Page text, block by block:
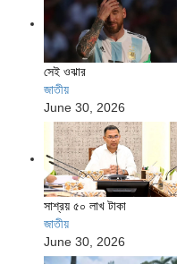
সেই ওঝার
জাতীয়
June 30, 2026
সাশ্রয় ৫০ লাখ টাকা
জাতীয়
June 30, 2026